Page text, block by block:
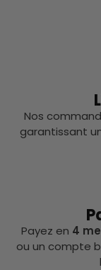
Nos
garantissant
Payez en 4
ou un compte